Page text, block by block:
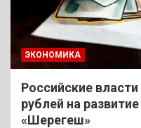
ЭКОНОМИКА
Российские
рублей на
«Шерегеш»